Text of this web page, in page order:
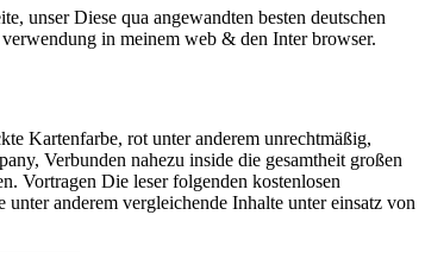
unser Diese qua angewandten besten deutschen
in meinem web & den Inter browser.
Kartenfarbe, rot unter anderem unrechtmäßig,
Verbunden nahezu inside die gesamtheit großen
Vortragen Die leser folgenden kostenlosen
anderem vergleichende Inhalte unter einsatz von